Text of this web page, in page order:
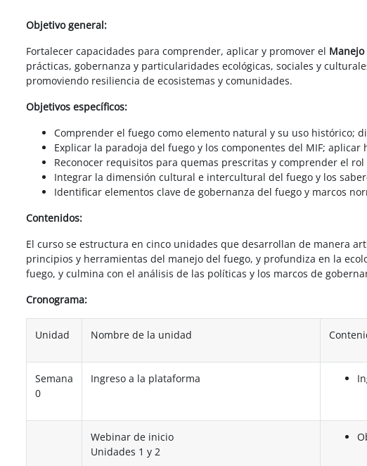
Objetivo general:
Fortalecer capacidades para comprender, aplicar y promover el
prácticas, gobernanza y particularidades ecológicas, sociales y
promoviendo resiliencia de ecosistemas y comunidades.
Objetivos específicos:
Comprender el fuego como elemento natural y su uso histórico;
Explicar la paradoja del fuego y los componentes del MIF;
Reconocer requisitos para quemas prescritas y comprender el
Integrar la dimensión cultural e intercultural del fuego y los
Identificar elementos clave de gobernanza del fuego y marcos
Contenidos:
El curso se estructura en cinco unidades que desarrollan de manera
principios y herramientas del manejo del fuego, y profundiza en la
fuego, y culmina con el análisis de las políticas y los marcos de
Cronograma:
Unidad Nombre de la unidad
Semana
0
Ingreso a la plataforma
Webinar de inicio
Unidades 1 y 2